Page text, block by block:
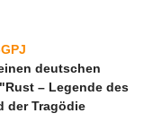
deutschen
– Legende des
der Tragödie